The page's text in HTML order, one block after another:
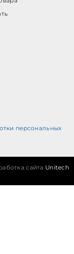
персональных
сайта Unitech